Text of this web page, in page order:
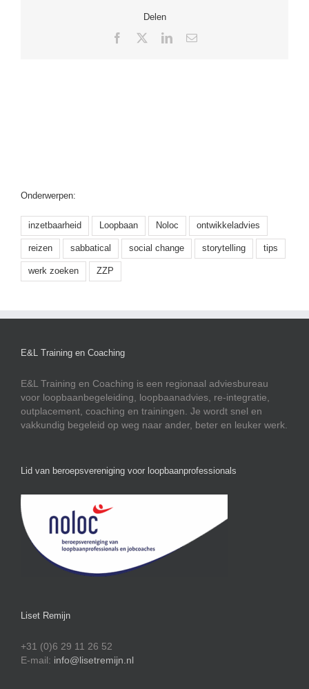
Delen
Facebook LinkedIn
E-
Onderwerpen:
inzetbaarheid Loopbaan Noloc ontwikkeladvies
reizen sabbatical social change storytelling tips
werk zoeken ZZP
E&L Training en Coaching
E&L Training en Coaching is een regionaal adviesbureau
voor loopbaanbegeleiding, loopbaanadvies, re-integratie,
outplacement, coaching en trainingen. Je wordt snel en
vakkundig begeleid op weg naar ander, beter en leuker werk.
Lid van beroepsvereniging voor loopbaanprofessionals
Liset Remijn
+31 (0)6 29 11 26 52
E-mail: info@lisetremijn.nl